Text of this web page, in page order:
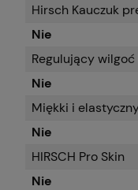
Hirsch Kauczuk
Nie
Regulujący
Nie
Miękki i
Nie
HIRSCH Pro Skin
Nie